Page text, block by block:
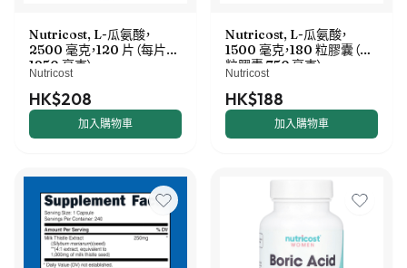
Nutricost, L-瓜氨酸，
2500 毫克，120 片（每片
1250 毫克）
Nutricost
HK$208
加入購物車
Nutricost, L-瓜氨酸，
1500 毫克，180 粒膠囊（每
粒膠囊 750 毫克）
Nutricost
HK$188
加入購物車